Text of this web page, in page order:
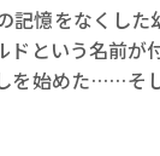
記憶をなくし
という名前が
を始めた……そ